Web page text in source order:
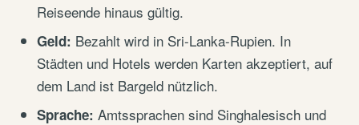
Reiseende hinaus gültig.
Geld: Bezahlt wird in Sri-Lanka-Rupien. In
Städten und Hotels werden Karten akzeptiert, auf
dem Land ist Bargeld nützlich.
Sprache: Amtssprachen sind Singhalesisch und